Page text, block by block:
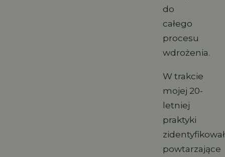
do
całego
procesu
wdrożenia.
W trakcie
mojej 20-
letniej
praktyki
powtarzające